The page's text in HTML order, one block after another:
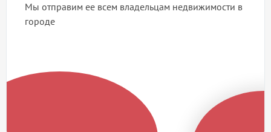
Мы отправим ее всем владельцам недвижимости в
городе